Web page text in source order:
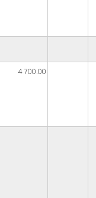
4 700.00